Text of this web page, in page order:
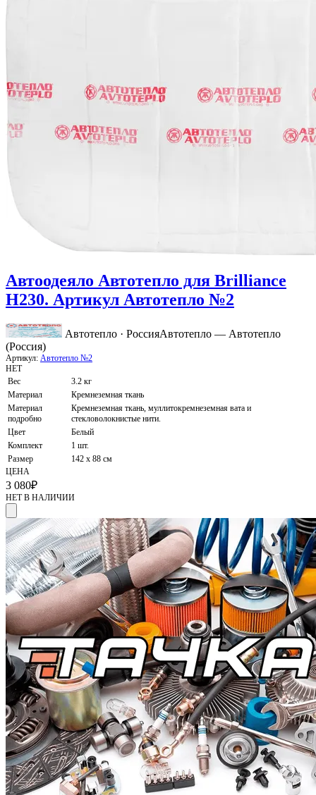
Автоодеяло Автотепло для Brilliance
H230. Артикул Автотепло №2
Автотепло · РоссияАвтотепло — Автотепло
(Россия)
Артикул: Автотепло №2
НЕТ
Вес
3.2 кг
Материал
Кремнеземная ткань
Материал
подробно
Кремнеземная ткань, муллитокремнеземная вата и
стекловолокнистые нити.
Цвет
Белый
Комплект
1 шт.
Размер
142 х 88 см
ЦЕНА
3 080₽
НЕТ В НАЛИЧИИ